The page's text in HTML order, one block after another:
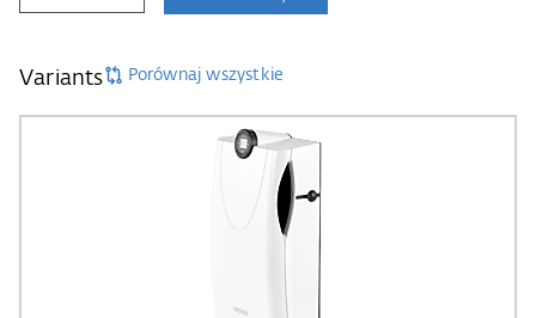
Variants Porównaj wszystkie